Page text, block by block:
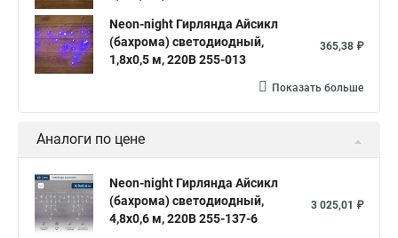
Neon-night Гирлянда Айсикл
(бахрома) светодиодный,
1,8х0,5 м, 220В 255-013
365,38 ₽
Показать больше
Аналоги по цене
Neon-night Гирлянда Айсикл
(бахрома) светодиодный,
4,8х0,6 м, 220В 255-137-6
3 025,01 ₽